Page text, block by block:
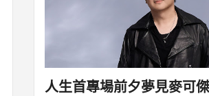
人生首專場前夕夢見麥可